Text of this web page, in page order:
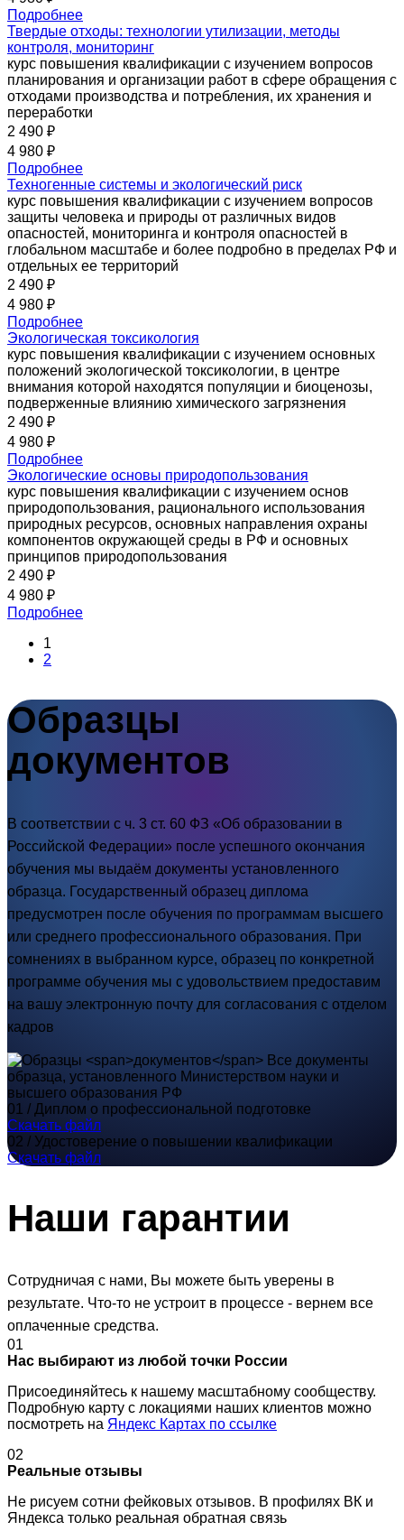
Подробнее
Твердые отходы: технологии утилизации, методы
контроля, мониторинг
курс повышения квалификации с изучением вопросов
планирования и организации работ в сфере обращения с
отходами производства и потребления, их хранения и
переработки
2 490 ₽
4 980 ₽
Подробнее
Техногенные системы и экологический риск
курс повышения квалификации с изучением вопросов
защиты человека и природы от различных видов
опасностей, мониторинга и контроля опасностей в
глобальном масштабе и более подробно в пределах РФ и
отдельных ее территорий
2 490 ₽
4 980 ₽
Подробнее
Экологическая токсикология
курс повышения квалификации с изучением основных
положений экологической токсикологии, в центре
внимания которой находятся популяции и биоценозы,
подверженные влиянию химического загрязнения
2 490 ₽
4 980 ₽
Подробнее
Экологические основы природопользования
курс повышения квалификации с изучением основ
природопользования, рационального использования
природных ресурсов, основных направления охраны
компонентов окружающей среды в РФ и основных
принципов природопользования
2 490 ₽
4 980 ₽
Подробнее
1
2
Образцы
документов
В соответствии с ч. 3 ст. 60 ФЗ «Об образовании в
Российской Федерации» после успешного окончания
обучения мы выдаём документы установленного
образца. Государственный образец диплома
предусмотрен после обучения по программам высшего
или среднего профессионального образования. При
сомнениях в выбранном курсе, образец по конкретной
программе обучения мы с удовольствием предоставим
на вашу электронную почту для согласования с отделом
кадров
Все документы
образца, установленного Министерством науки и
высшего образования РФ
01 / Диплом о профессиональной подготовке
Cкачать файл
02 / Удостоверение о повышении квалификации
Cкачать файл
Наши гарантии
Сотрудничая с нами, Вы можете быть уверены в
результате. Что-то не устроит в процессе - вернем все
оплаченные средства.
01
Нас выбирают из любой точки России
Присоединяйтесь к нашему масштабному сообществу.
Подробную карту с локациями наших клиентов можно
посмотреть на Яндекс Картах по ссылке
02
Реальные отзывы
Не рисуем сотни фейковых отзывов. В профилях ВК и
Яндекса только реальная обратная связь